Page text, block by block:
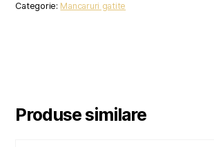
Categorie: Mancaruri gatite
Produse similare